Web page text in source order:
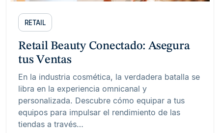
RETAIL
Retail Beauty Conectado: Asegura
tus Ventas
En la industria cosmética, la verdadera batalla se
libra en la experiencia omnicanal y
personalizada. Descubre cómo equipar a tus
equipos para impulsar el rendimiento de las
tiendas a través…